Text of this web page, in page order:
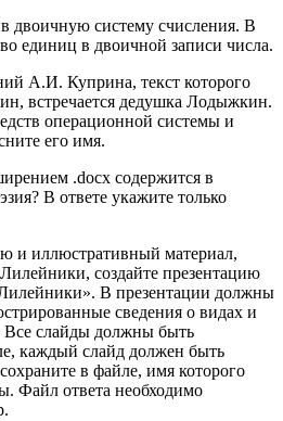
двоичную систему счисления. В
единиц в двоичной записи числа.
А.И. Куприна, текст которого
встречается дедушка Лодыжкин.
операционной системы и
его имя.
.docx содержится в
В ответе укажите только
и иллюстративный материал,
создайте презентацию
В презентации должны
сведения о видах и
слайды должны быть
каждый слайд должен быть
в файле, имя которого
Файл ответа необходимо